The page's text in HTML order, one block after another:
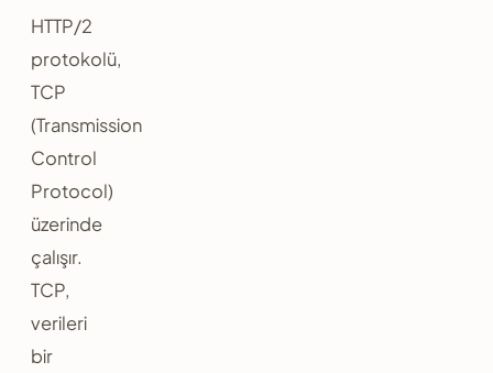
HTTP/2
protokolü,
TCP
(Transmission
Control
Protocol)
üzerinde
çalışır.
TCP,
verileri
bir